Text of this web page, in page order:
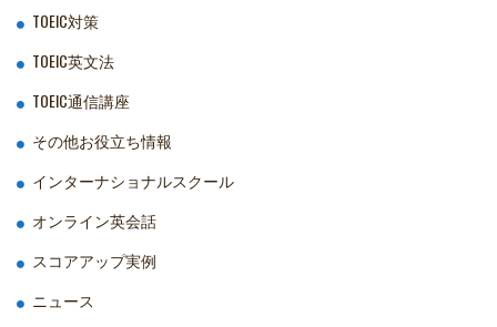
TOEIC対策
TOEIC英文法
TOEIC通信講座
その他お役立ち情報
インターナショナルスクール
オンライン英会話
スコアアップ実例
ニュース